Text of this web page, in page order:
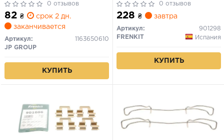
прижимна (к-кт) Peugeot
Partner 1.4-2.0HDi
0 отзывов
82 ₴
срок 2 дн.
заканчивается
Артикул:
1163650610
JP GROUP
КУПИТЬ
0 отзывов
228 ₴ завтра
Артикул:
901298
FRENKIT
Испания
КУПИТЬ